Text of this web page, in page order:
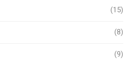
(15)
(8)
(9)